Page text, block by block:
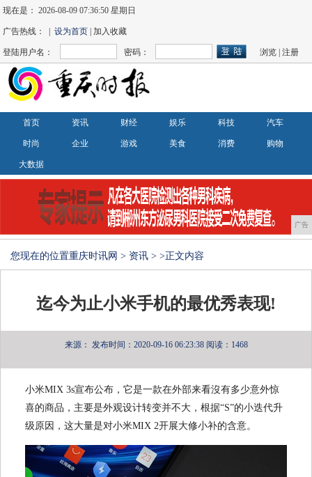
现在是：2026-08-09 07:36:51 星期日
广告热线： |设为首页 | 加入收藏
登陆用户名： 密码： 浏览 |注册
首页 资讯 财经 娱乐 科技 汽车
时尚 企业 游戏 美食 消费 购物
大数据
广告
您现在的位置重庆时讯网 > 资讯 > >正文内容
迄今为止小米手机的最优秀表现!
来源： 发布时间：2020-09-16 06:23:38 阅读：1468
小米MIX 3s宣布公布，它是一款在外部来看沒有多少意外惊
喜的商品，主要是外观设计转变并不大，根据“S”的小迭代升
级原因，这大量是对小米MIX 2开展大修小补的含意。